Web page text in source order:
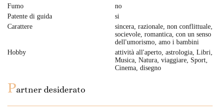
Fumo
no
Patente di guida
si
Carattere
sincera, razionale, non conflittuale,
socievole, romantica, con un senso
dell'umorismo, amo i bambini
Hobby
attività all'aperto, astrologia, Libri,
Musica, Natura, viaggiare, Sport,
Cinema, disegno
Partner desiderato